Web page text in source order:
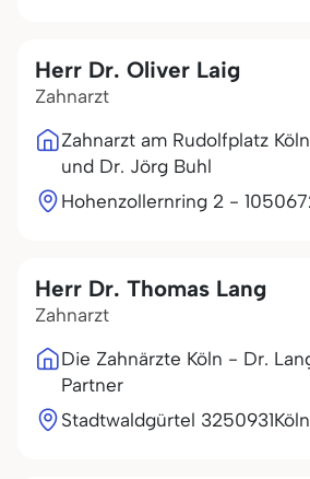
Herr Dr. Oliver Laig
Zahnarzt
Zahnarzt am Rudolfplatz
und Dr. Jörg Buhl
Hohenzollernring 2 - 10
Herr Dr. Thomas Lang
Zahnarzt
Die Zahnärzte Köln - Dr.
Partner
Stadtwaldgürtel 3250931